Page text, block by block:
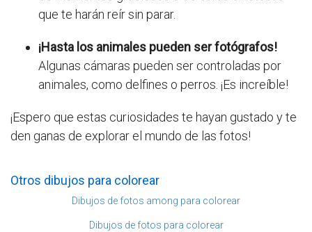
que te harán reír sin parar.
¡Hasta los animales pueden ser fotógrafos!
Algunas cámaras pueden ser controladas por
animales, como delfines o perros. ¡Es increíble!
¡Espero que estas curiosidades te hayan gustado y te
den ganas de explorar el mundo de las fotos!
Otros dibujos para colorear
Dibujos de fotos among para colorear
Dibujos de fotos para colorear